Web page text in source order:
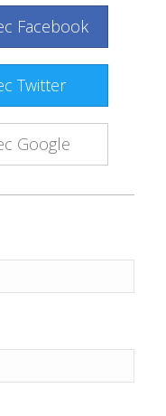
Facebook
Twitter
Google